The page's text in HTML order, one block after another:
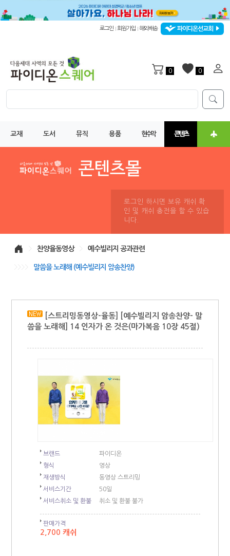
로그인 회원가입 해외배송 파이디온선교회
0 0
교재 도서 뮤직 용품 현수막 콘텐츠
로그인 하시면 보유 캐쉬 확
인 및 캐쉬 충전을 할 수 있습
니다.
찬양율동영상 예수빌리지 공과관련
말씀을 노래해 (예수빌리지 암송찬양)
[스트리밍동영상-율동] [예수빌리지 암송찬양- 말
씀을 노래해] 14 인자가 온 것은(마가복음 10장 45절)
브랜드
파이디온
형식
영상
재생방식
동영상 스트리밍
서비스기간
50일
서비스취소 및 환불
취소 및 환불 불가
판매가격
2,700 캐쉬